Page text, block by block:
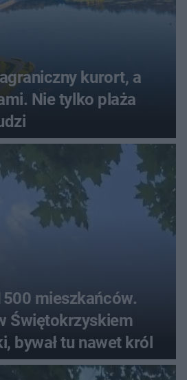
kurort, a
Nie tylko plaża
mieszkańców.
Świętokrzyskiem
bywał tu nawet król